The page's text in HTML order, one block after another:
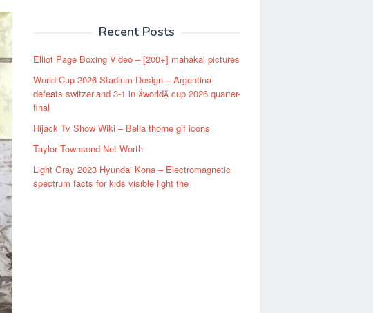
Recent Posts
Elliot Page Boxing Video – [200+] mahakal pictures
World Cup 2026 Stadium Design – Argentina
defeats switzerland 3-1 in world cup 2026 quarter-
final
Hijack Tv Show Wiki – Bella thorne gif icons
Taylor Townsend Net Worth
Light Gray 2023 Hyundai Kona – Electromagnetic
spectrum facts for kids visible light the